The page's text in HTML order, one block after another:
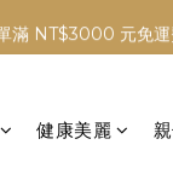
加入會員首購 贈
滿 NT$3000 元免運
加入會員首購 贈
健康美麗